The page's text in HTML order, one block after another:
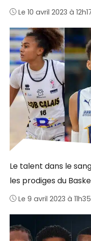
Le 10 avril 2023 à
Le talent dans le
les prodiges du
Le 9 avril 2023 à 11h35